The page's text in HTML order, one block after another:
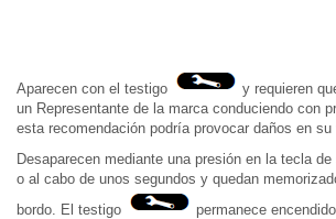
Aparecen con el testigo
y requieren
un Representante de la marca conduciendo con
esta recomendación podría provocar daños en
Desaparecen mediante una presión en la tecla
o al cabo de unos segundos y quedan
bordo. El testigo
permanece